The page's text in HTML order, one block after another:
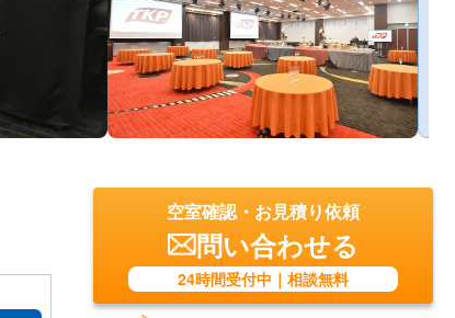
空室確認・お見積り依頼
問い合わせる
24時間受付中｜相談無料